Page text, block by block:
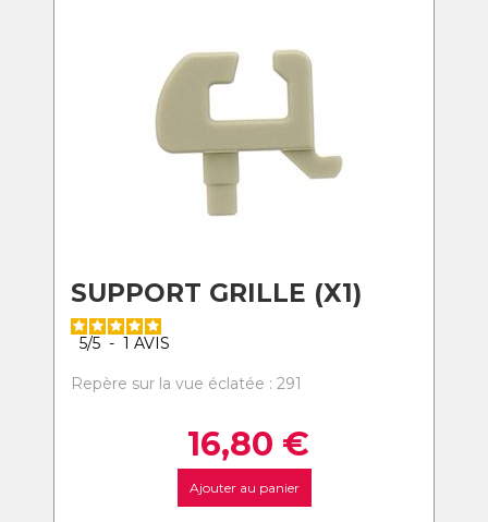
SUPPORT GRILLE (X1)
5/5 - 1 AVIS
Repère sur la vue éclatée : 291
16,80 €
Ajouter au panier